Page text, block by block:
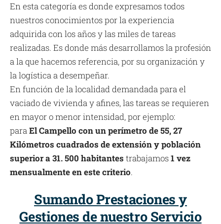
En esta categoría es donde expresamos todos
nuestros conocimientos por la experiencia
adquirida con los años y las miles de tareas
realizadas. Es donde más desarrollamos la profesión
a la que hacemos referencia, por su organización y
la logística a desempeñar.
En función de la localidad demandada para el
vaciado de vivienda y afines, las tareas se requieren
en mayor o menor intensidad, por ejemplo:
paraEl Campello con un perímetro de 55, 27
Kilómetros cuadrados de extensión y población
superior a 31. 500 habitantes trabajamos1 vez
mensualmente en este criterio.
Sumando Prestaciones y
Gestiones de nuestro Servicio